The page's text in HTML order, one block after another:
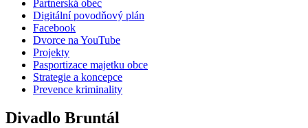
Partnerská obec
Digitální povodňový plán
Facebook
Dvorce na YouTube
Projekty
Pasportizace majetku obce
Strategie a koncepce
Prevence kriminality
Divadlo Bruntál